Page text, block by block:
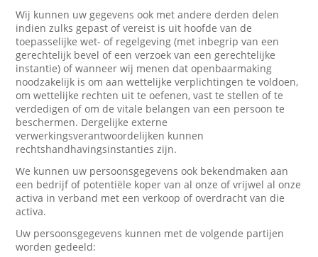
Wij kunnen uw gegevens ook met andere derden delen
indien zulks gepast of vereist is uit hoofde van de
toepasselijke wet- of regelgeving (met inbegrip van een
gerechtelijk bevel of een verzoek van een gerechtelijke
instantie) of wanneer wij menen dat openbaarmaking
noodzakelijk is om aan wettelijke verplichtingen te voldoen,
om wettelijke rechten uit te oefenen, vast te stellen of te
verdedigen of om de vitale belangen van een persoon te
beschermen. Dergelijke externe
verwerkingsverantwoordelijken kunnen
rechtshandhavingsinstanties zijn.
We kunnen uw persoonsgegevens ook bekendmaken aan
een bedrijf of potentiële koper van al onze of vrijwel al onze
activa in verband met een verkoop of overdracht van die
activa.
Uw persoonsgegevens kunnen met de volgende partijen
worden gedeeld: